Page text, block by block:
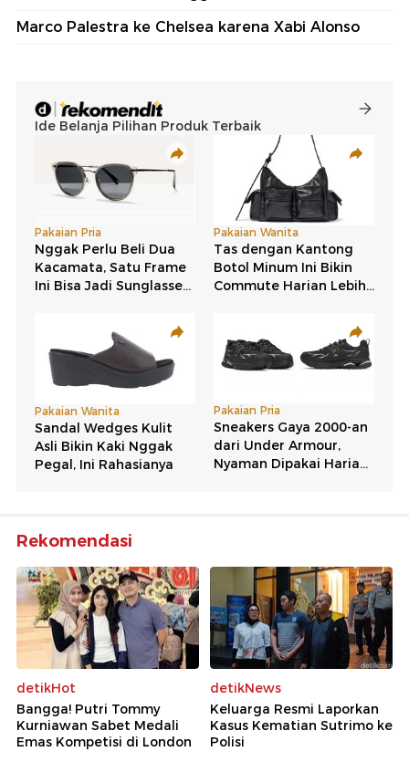
Marco Palestra ke Chelsea karena Xabi Alonso
Rekomendasi
detikHot
Bangga! Putri Tommy
Kurniawan Sabet Medali
Emas Kompetisi di London
detikNews
Keluarga Resmi Laporkan
Kasus Kematian Sutrimo ke
Polisi